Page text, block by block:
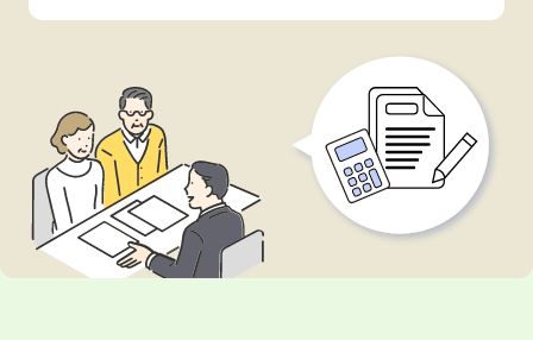
不動産会社に「専任媒介
重要な契約内容ですが、3
種類あるため、どの媒介契
約を締結したら良いか悩ま
れる方もいるでしょう。
本記事では媒介契約書の概
要と、適切な媒介内容で契
約を進めるための基...